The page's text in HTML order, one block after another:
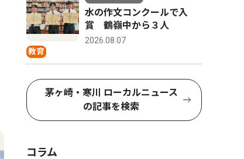
4
教育
水の作文コンクールで入
賞 鶴嶺中から３人
2026.08.07
茅ヶ崎・寒川 ローカルニュース
の記事を検索
コラム